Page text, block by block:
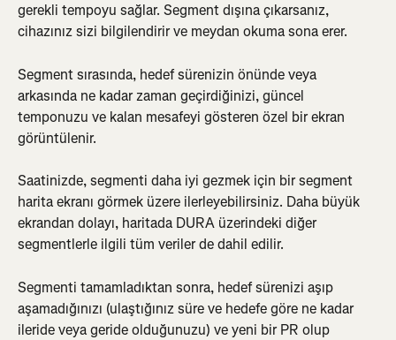
gerekli tempoyu sağlar. Segment dışına çıkarsanız,
cihazınız sizi bilgilendirir ve meydan okuma sona erer.
Segment sırasında, hedef sürenizin önünde veya
arkasında ne kadar zaman geçirdiğinizi, güncel
temponuzu ve kalan mesafeyi gösteren özel bir ekran
görüntülenir.
Saatinizde, segmenti daha iyi gezmek için bir segment
harita ekranı görmek üzere ilerleyebilirsiniz. Daha büyük
ekrandan dolayı, haritada DURA üzerindeki diğer
segmentlerle ilgili tüm veriler de dahil edilir.
Segmenti tamamladıktan sonra, hedef sürenizi aşıp
aşamadığınızı (ulaştığınız süre ve hedefe göre ne kadar
ileride veya geride olduğunuzu) ve yeni bir PR olup